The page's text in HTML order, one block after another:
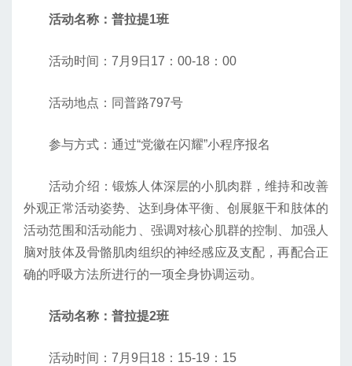
活动名称：普拉提1班
活动时间：7月9日17：00-18：00
活动地点：同普路797号
参与方式：通过“党徽在闪耀”小程序报名
活动介绍：锻炼人体深层的小肌肉群，维持和改善
外观正常活动姿势、达到身体平衡、创展躯干和肢体的
活动范围和活动能力、强调对核心肌群的控制、加强人
脑对肢体及骨骼肌肉组织的神经感应及支配，再配合正
确的呼吸方法所进行的一项全身协调运动。
活动名称：普拉提2班
活动时间：7月9日18：15-19：15